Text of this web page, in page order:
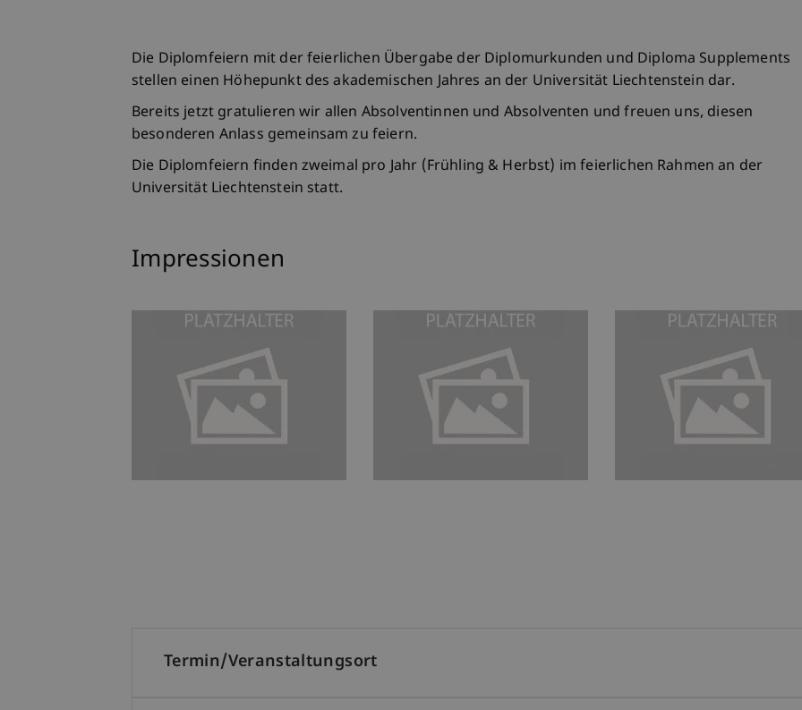
Die Diplomfeiern mit der feierlichen Übergabe der Diplomurkunden und Diploma Supplements
stellen einen Höhepunkt des akademischen Jahres an der Universität Liechtenstein dar.
Bereits jetzt gratulieren wir allen Absolventinnen und Absolventen und freuen uns, diesen
besonderen Anlass gemeinsam zu feiern.
Die Diplomfeiern finden zweimal pro Jahr (Frühling & Herbst) im feierlichen Rahmen an der
Universität Liechtenstein statt.
Impressionen
Termin/Veranstaltungsort